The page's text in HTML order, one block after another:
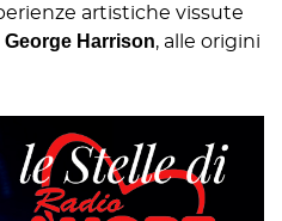
artistiche vissute
George Harrison, alle origini